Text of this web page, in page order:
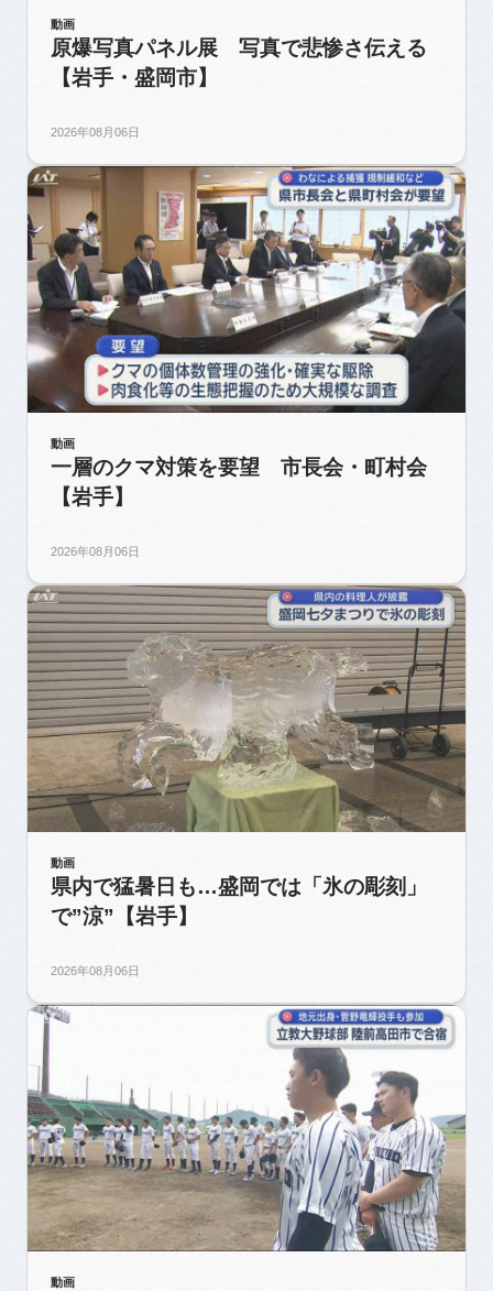
動画
原爆写真パネル展 写真で悲惨さ伝える
【岩手・盛岡市】
2026年08月06日
動画
一層のクマ対策を要望 市長会・町村会
【岩手】
2026年08月06日
動画
県内で猛暑日も…盛岡では「氷の彫刻」
で”涼”【岩手】
2026年08月06日
動画